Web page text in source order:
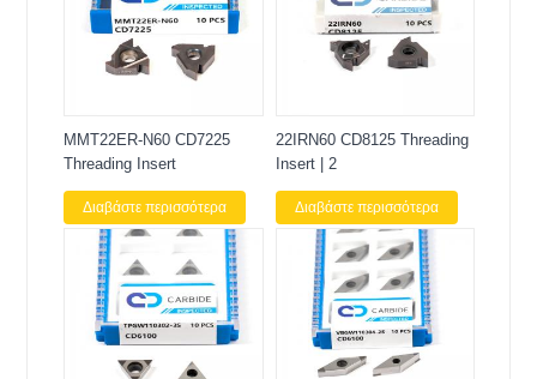
MMT22ER-N60 CD7225
Threading Insert
Διαβάστε περισσότερα
22IRN60 CD8125 Threading
Insert | 2
Διαβάστε περισσότερα